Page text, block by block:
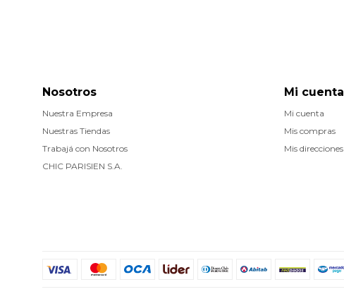
Nosotros
Nuestra Empresa
Nuestras Tiendas
Trabajá con Nosotros
CHIC PARISIEN S.A.
Mi cuenta
Mi cuenta
Mis compras
Mis direcciones